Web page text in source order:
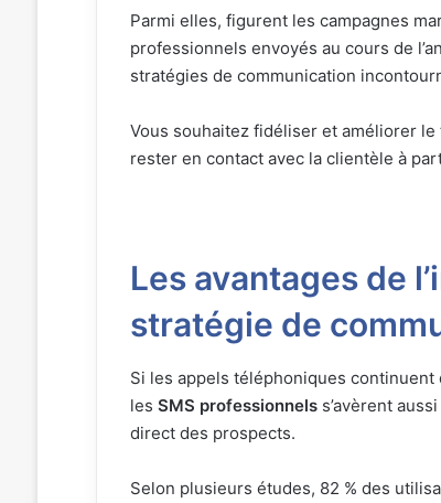
Parmi elles, figurent les campagnes
professionnels envoyés au cours de
stratégies de communication
Vous souhaitez fidéliser et améliorer
rester en contact avec la clientèle à
Les avantages de
stratégie de
Si les appels téléphoniques
les SMS professionnelss’avèrent
direct des prospects.
Selon plusieurs études, 82 % des